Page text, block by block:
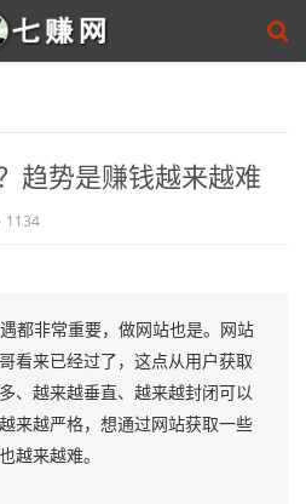
趋势是赚钱越来越难
1134
都非常重要，做网站也是。网站
看来已经过了，这点从用户获取
、越来越垂直、越来越封闭可以
来越严格，想通过网站获取一些
越来越难。